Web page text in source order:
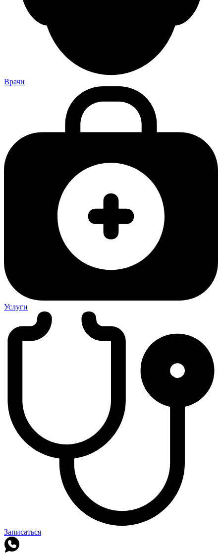
Врачи
Услуги
Записаться